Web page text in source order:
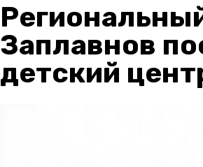
Заплавнов
детский